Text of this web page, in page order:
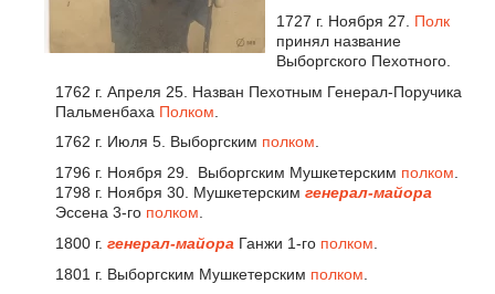
1727 г. Ноября 27. Полк
принял название
Выборгского Пехотного.
1762 г. Апреля 25. Назван Пехотным Генерал-Поручика
Пальменбаха Полком
1762 г. Июля 5. Выборгским полком.
1796 г. Ноября 29. Выборгским Мушкетерским полком
1798 г. Ноября 30. Мушкетерским генерал-майора
Эссена 3-го полком
1800 г. генерал-майора Ганжи 1-го полком
1801 г. Выборгским Мушкетерским полком